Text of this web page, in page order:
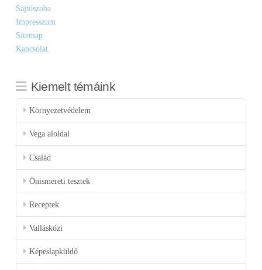
Sajtószoba
Impresszum
Sitemap
Kapcsolat
Kiemelt témáink
Környezetvédelem
Vega aloldal
Család
Önismereti tesztek
Receptek
Vallásközi
Képeslapküldő